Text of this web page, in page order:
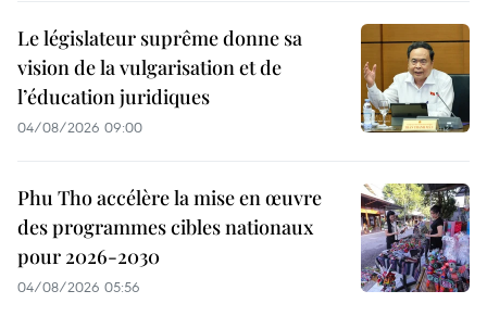
Le législateur suprême donne sa
vision de la vulgarisation et de
l’éducation juridiques
04/08/2026 09:00
Phu Tho accélère la mise en œuvre
des programmes cibles nationaux
pour 2026-2030
04/08/2026 05:56